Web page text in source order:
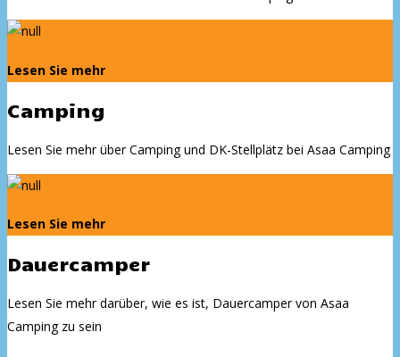
Lesen Sie mehr
Camping
Lesen Sie mehr über Camping und DK-Stellplätz bei Asaa Camping
Lesen Sie mehr
Dauercamper
Lesen Sie mehr darüber, wie es ist, Dauercamper von Asaa
Camping zu sein